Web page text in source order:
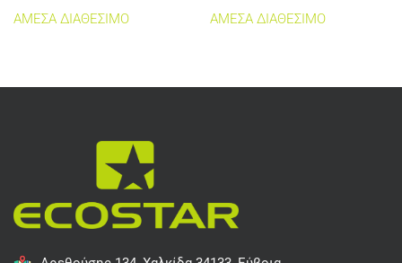
ΑΜΕΣΑ ΔΙΑΘΕΣΙΜΟ ΑΜΕΣΑ ΔΙΑΘΕΣΙΜΟ